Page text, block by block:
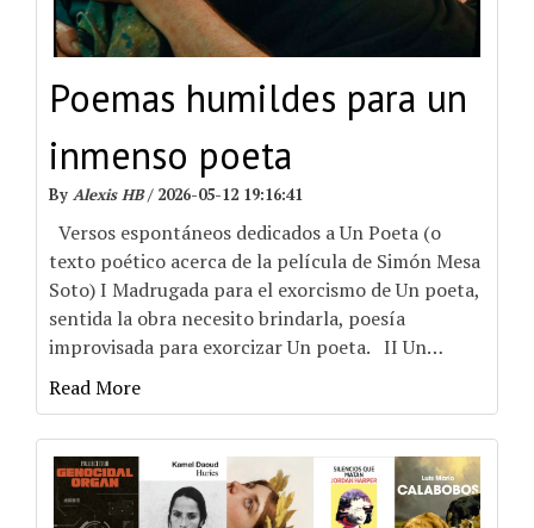
Poemas humildes para un
inmenso poeta
By Alexis HB/ 2026-05-12 19:16:41
Versos espontáneos dedicados a Un Poeta (o
texto poético acerca de la película de Simón Mesa
Soto) I Madrugada para el exorcismo de Un poeta,
sentida la obra necesito brindarla, poesía
improvisada para exorcizar Un poeta. II Un…
Read More